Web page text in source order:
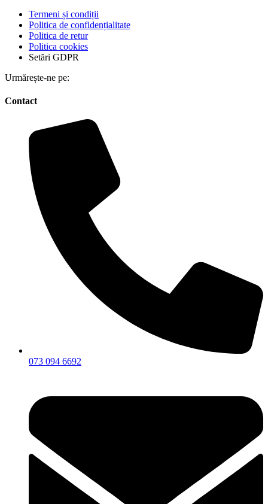
Termeni și condiții
Politica de confidențialitate
Politica de retur
Politica cookies
Setări GDPR
Urmărește-ne pe:
Contact
073 094 6692